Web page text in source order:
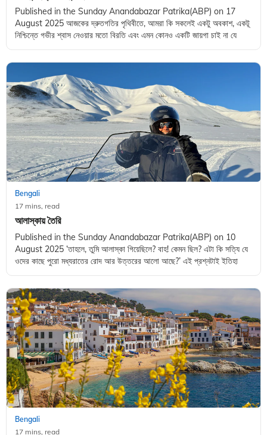
Published in the Sunday Anandabazar Patrika(ABP) on 17
August 2025 আজকের দ্রুতগতির পৃথিবীতে, আমরা কি সকলেই একটু অবকাশ, একটূ
নিশ্চিন্তে গভীর শ্বাস নেওয়ার মতো বিরতি এবং এমন কোনও একটি জায়গা চাই না যে
Bengali
17 mins, read
আলাস্কায় তৈরি
Published in the Sunday Anandabazar Patrika(ABP) on 10
August 2025 ‘তাহলে, তুমি আলাস্কা গিয়েছিলে? বাহ! কেমন ছিল? এটা কি সত্যি যে
ওদের কাছে পুরো মধ্যরাতের রোদ আর উত্তরের আলো আছে?’ এই প্রশ্নটাই ইতিহা
Bengali
17 mins, read